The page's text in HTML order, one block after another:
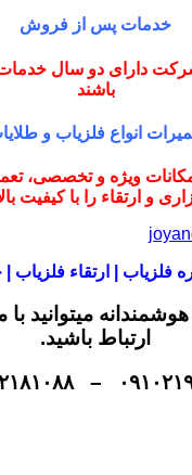
خدمات پس از فروش
دارای دو سال
باشند
انواع فلزیاب و
ویژه و تخصصی،
و ارتقاء را با کیفیت
فلزیاب | ارتقاء فلزیاب
میتوانید با
ارتباط باشید.
– ۰۹۱۰۲۱۸۱۰۸۸